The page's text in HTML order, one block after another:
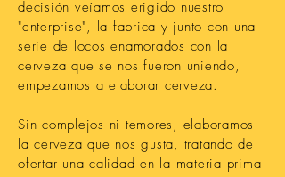
decisión veíamos erigido nuestro
"enterprise", la fabrica y junto con una
serie de locos enamorados con la
cerveza que se nos fueron uniendo,
empezamos a elaborar cerveza.
Sin complejos ni temores, elaboramos
la cerveza que nos gusta, tratando de
ofertar una calidad en la materia prima